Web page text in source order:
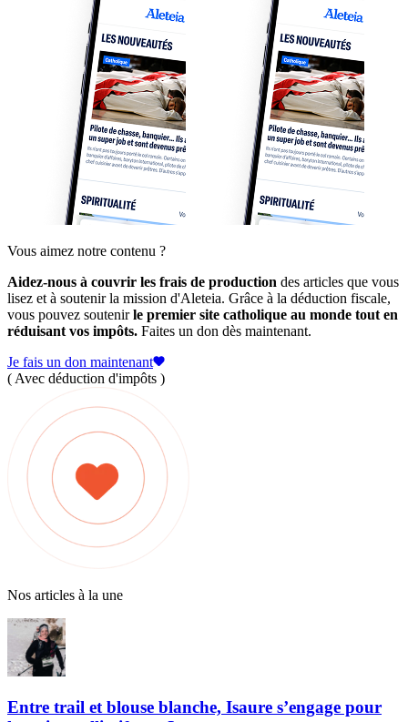
Vous aimez notre contenu ?
Aidez-nous à couvrir les frais de production des articles que vous
lisez et à soutenir la mission d'Aleteia. Grâce à la déduction fiscale,
vous pouvez soutenirle premier site catholique au monde tout en
réduisant vos impôts. Faites un don dès maintenant.
Je fais un don maintenant
( Avec déduction d'impôts )
Nos articles à la une
Entre trail et blouse blanche, Isaure s’engage pour